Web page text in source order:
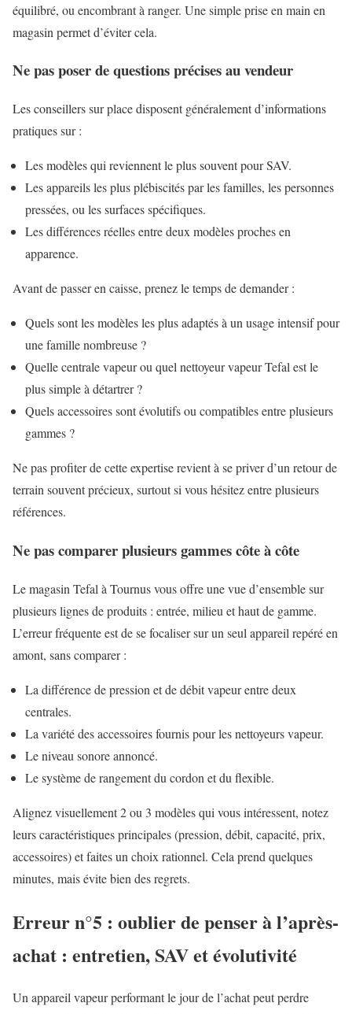
équilibré, ou encombrant à ranger. Une simple prise en main en
magasin permet d’éviter cela.
Ne pas poser de questions précises au vendeur
Les conseillers sur place disposent généralement d’informations
pratiques sur :
Les modèles qui reviennent le plus souvent pour SAV.
Les appareils les plus plébiscités par les familles, les personnes
pressées, ou les surfaces spécifiques.
Les différences réelles entre deux modèles proches en
apparence.
Avant de passer en caisse, prenez le temps de demander :
Quels sont les modèles les plus adaptés à un usage intensif pour
une famille nombreuse ?
Quelle centrale vapeur ou quel nettoyeur vapeur Tefal est le
plus simple à détartrer ?
Quels accessoires sont évolutifs ou compatibles entre plusieurs
gammes ?
Ne pas profiter de cette expertise revient à se priver d’un retour de
terrain souvent précieux, surtout si vous hésitez entre plusieurs
références.
Ne pas comparer plusieurs gammes côte à côte
Le magasin Tefal à Tournus vous offre une vue d’ensemble sur
plusieurs lignes de produits : entrée, milieu et haut de gamme.
L’erreur fréquente est de se focaliser sur un seul appareil repéré en
amont, sans comparer :
La différence de pression et de débit vapeur entre deux
centrales.
La variété des accessoires fournis pour les nettoyeurs vapeur.
Le niveau sonore annoncé.
Le système de rangement du cordon et du flexible.
Alignez visuellement 2 ou 3 modèles qui vous intéressent, notez
leurs caractéristiques principales (pression, débit, capacité, prix,
accessoires) et faites un choix rationnel. Cela prend quelques
minutes, mais évite bien des regrets.
Erreur n°5 : oublier de penser à l’après-
achat : entretien, SAV et évolutivité
Un appareil vapeur performant le jour de l’achat peut perdre